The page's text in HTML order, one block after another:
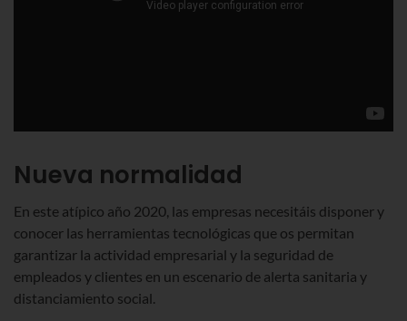
Nueva normalidad
En este atípico año 2020, las empresas necesitáis disponer y
conocer las herramientas tecnológicas que os permitan
garantizar la actividad empresarial y la seguridad de
empleados y clientes en un escenario de alerta sanitaria y
distanciamiento social.